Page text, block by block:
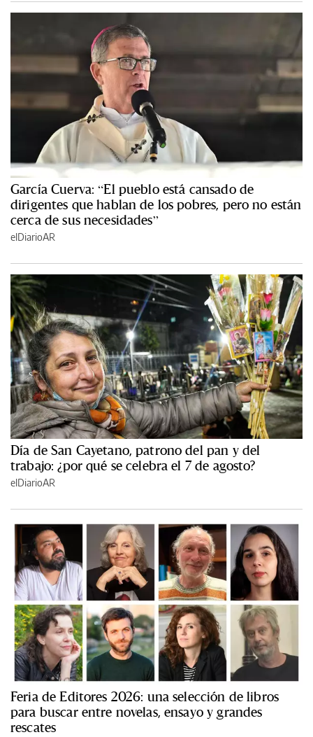
García Cuerva: “El pueblo está cansado de
dirigentes que hablan de los pobres, pero no están
cerca de sus necesidades”
elDiarioAR
Día de San Cayetano, patrono del pan y del
trabajo: ¿por qué se celebra el 7 de agosto?
elDiarioAR
Feria de Editores 2026: una selección de libros
para buscar entre novelas, ensayo y grandes
rescates